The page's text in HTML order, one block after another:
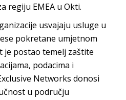
regiju EMEA u Okti.
usvajaju usluge u
pokretane umjetnom
je postao temelj zaštite
podacima i
Networks donosi
u području